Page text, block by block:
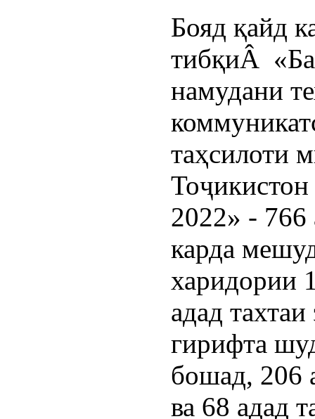
Бояд қайд
тибқиÂ
намудани
таҳсилоти
2022» - 766
карда
харидории
адад
гирифта
бошад, 206
ва 68 адад